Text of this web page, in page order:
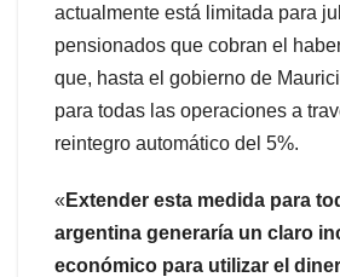
actualmente está limitada para
pensionados que cobran el
que, hasta el gobierno de
para todas las operaciones a
reintegro automático del 5%.
« Extender esta medida para
argentina generaría un claro
económico para utilizar el